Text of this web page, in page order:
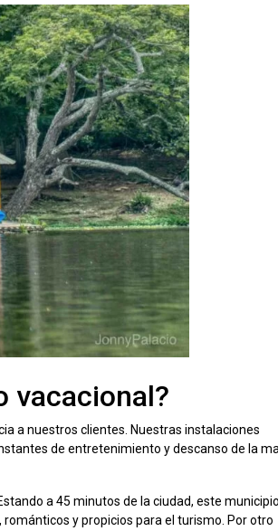
vacacional?
a nuestros clientes. Nuestras instalaciones
de entretenimiento y descanso de la
a 45 minutos de la ciudad, este
y propicios para el turismo. Por otro